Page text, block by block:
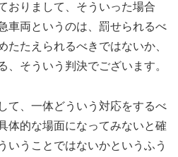
おりまして、そういった場合
車両というのは、罰せられるべ
たたえられるべきではないか、
、そういう判決でございます。
て、一体どういう対応をするべ
体的な場面になってみないと確
いうことではないかというふう